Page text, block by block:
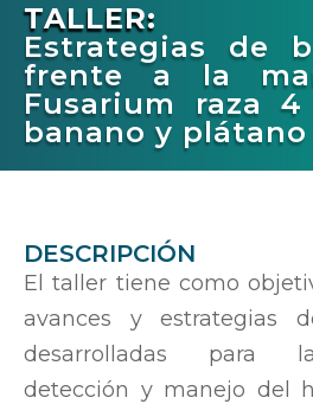
TALLER:
Estrategias de
frente a la
Fusarium raza
banano y plátano
DESCRIPCIÓN
El taller tiene como
avances y estrategias
desarrolladas para
detección y manejo del